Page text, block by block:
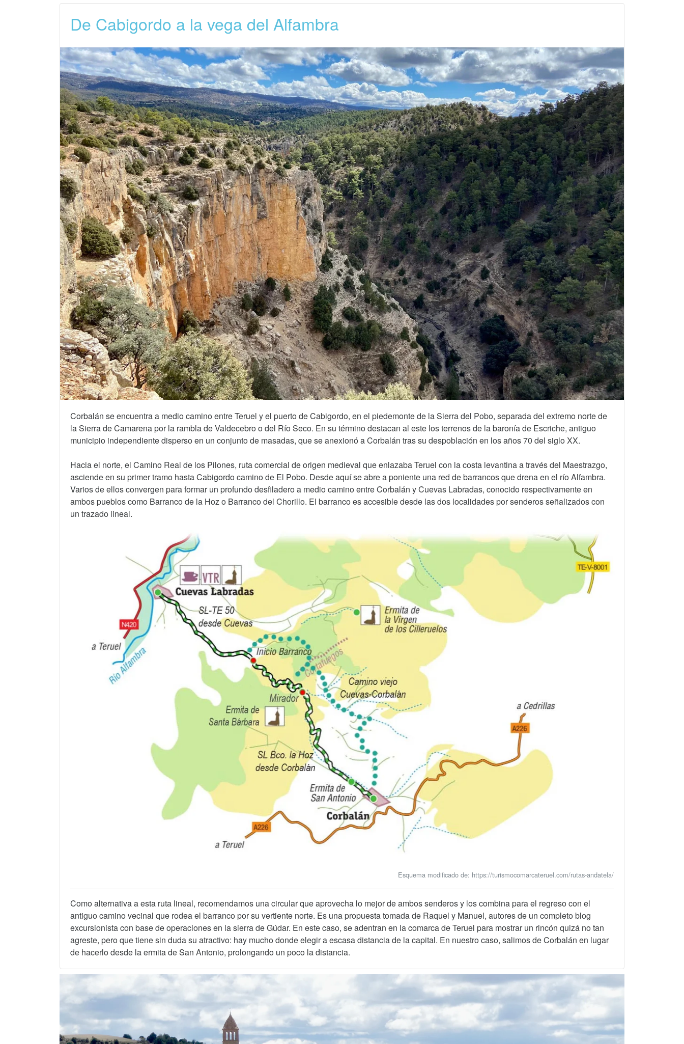
De Cabigordo a la vega del Alfambra
Corbalán se encuentra a medio camino entre Teruel y el puerto de Cabigordo, en el piedemonte de la Sierra del Pobo, separada del extremo norte de
la Sierra de Camarena por la rambla de Valdecebro o del Río Seco. En su término destacan al este los terrenos de la baronía de Escriche, antiguo
municipio independiente disperso en un conjunto de masadas, que se anexionó a Corbalán tras su despoblación en los años 70 del siglo XX.
Hacia el norte, el Camino Real de los Pilones, ruta comercial de origen medieval que enlazaba Teruel con la costa levantina a través del Maestrazgo,
asciende en su primer tramo hasta Cabigordo camino de El Pobo. Desde aquí se abre a poniente una red de barrancos que drena en el río Alfambra.
Varios de ellos convergen para formar un profundo desfiladero a medio camino entre Corbalán y Cuevas Labradas, conocido respectivamente en
ambos pueblos como Barranco de la Hoz o Barranco del Chorillo. El barranco es accesible desde las dos localidades por senderos señalizados con
un trazado lineal.
Esquema modificado de: https://turismocomarcateruel.com/rutas-andatela/
Como alternativa a esta ruta lineal, recomendamos una circular que aprovecha lo mejor de ambos senderos y los combina para el regreso con el
antiguo camino vecinal que rodea el barranco por su vertiente norte. Es una propuesta tomada de Raquel y Manuel, autores de un completo blog
excursionista con base de operaciones en la sierra de Gúdar. En este caso, se adentran en la comarca de Teruel para mostrar un rincón quizá no tan
agreste, pero que tiene sin duda su atractivo: hay mucho donde elegir a escasa distancia de la capital. En nuestro caso, salimos de Corbalán en lugar
de hacerlo desde la ermita de San Antonio, prolongando un poco la distancia.